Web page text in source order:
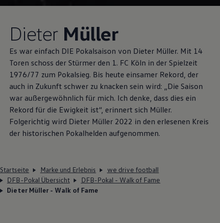
Dieter Müller
Es war einfach DIE Pokalsaison von Dieter Müller. Mit 14
Toren schoss der Stürmer den 1. FC Köln in der Spielzeit
1976/77 zum Pokalsieg. Bis heute einsamer Rekord, der
auch in Zukunft schwer zu knacken sein wird: „Die Saison
war außergewöhnlich für mich. Ich denke, dass dies ein
Rekord für die Ewigkeit ist“, erinnert sich Müller.
Folgerichtig wird Dieter Müller 2022 in den erlesenen Kreis
der historischen Pokalhelden aufgenommen.
Startseite Marke und Erlebnis
we drive football
DFB-Pokal Übersicht
DFB-Pokal - Walk of Fame
Dieter Müller - Walk of Fame